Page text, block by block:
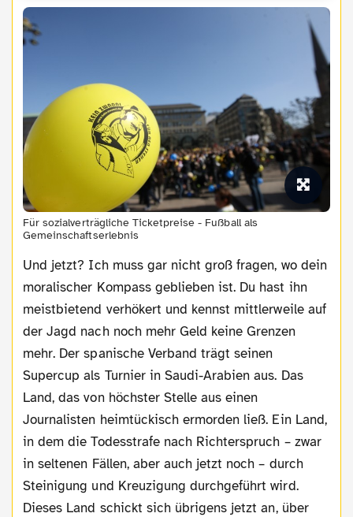
Für sozialverträgliche Ticketpreise - Fußball als
Gemeinschaftserlebnis
Und jetzt? Ich muss gar nicht groß fragen, wo dein
moralischer Kompass geblieben ist. Du hast ihn
meistbietend verhökert und kennst mittlerweile auf
der Jagd nach noch mehr Geld keine Grenzen
mehr. Der spanische Verband trägt seinen
Supercup als Turnier in Saudi-Arabien aus. Das
Land, das von höchster Stelle aus einen
Journalisten heimtückisch ermorden ließ. Ein Land,
in dem die Todesstrafe nach Richterspruch – zwar
in seltenen Fällen, aber auch jetzt noch – durch
Steinigung und Kreuzigung durchgeführt wird.
Dieses Land schickt sich übrigens jetzt an, über